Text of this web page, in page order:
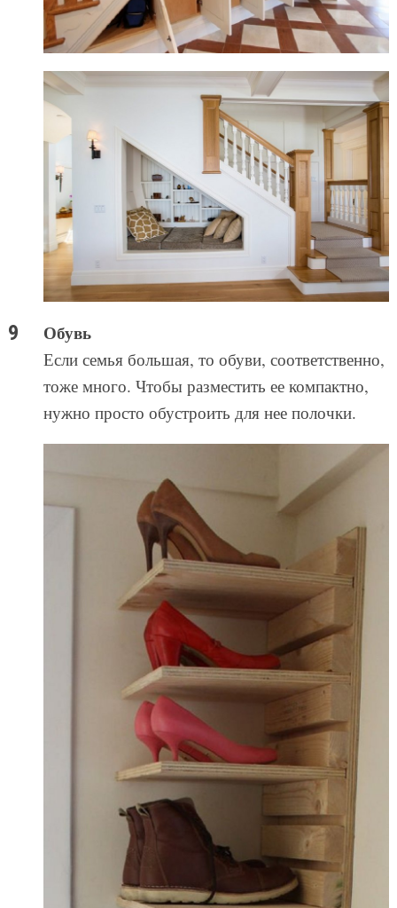
Обувь
Если семья большая, то обуви, соответственно,
тоже много. Чтобы разместить ее компактно,
нужно просто обустроить для нее полочки.